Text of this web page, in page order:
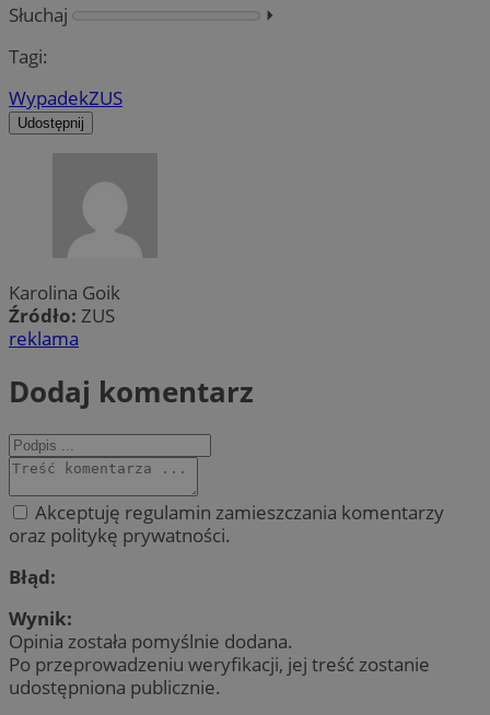
Słuchaj
⏵︎
Tagi:
WypadekZUS
Udostępnij
Karolina Goik
Źródło: ZUS
reklama
Dodaj komentarz
Akceptuję regulamin zamieszczania komentarzy
oraz politykę prywatności.
Błąd:
Wynik:
Opinia została pomyślnie dodana.
Po przeprowadzeniu weryfikacji, jej treść zostanie
udostępniona publicznie.